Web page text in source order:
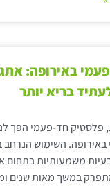
באירופה:
בריא יותר
פלסטיק חד-פעמי הפך
באירופה. השימוש הנרחב
משמעותיות בתחום
במשך מאות שנים